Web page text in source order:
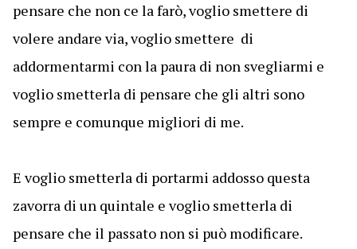
pensare che non ce la farò, voglio smettere di
volere andare via, voglio smettere di
addormentarmi con la paura di non svegliarmi e
voglio smetterla di pensare che gli altri sono
sempre e comunque migliori di me.
E voglio smetterla di portarmi addosso questa
zavorra di un quintale e voglio smetterla di
pensare che il passato non si può modificare.